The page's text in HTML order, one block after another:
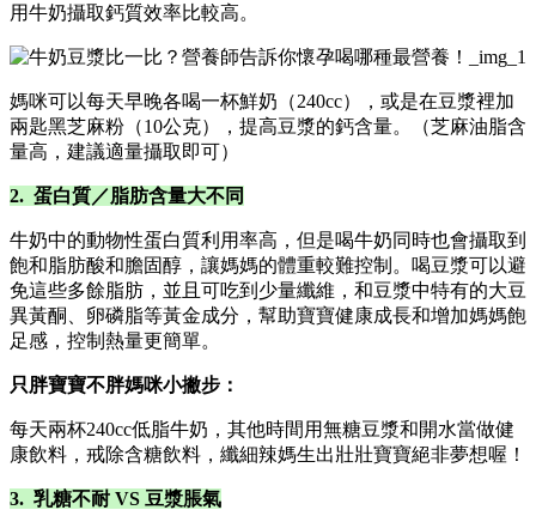
用牛奶攝取鈣質效率比較高。
媽咪可以每天早晚各喝一杯鮮奶（240cc），或是在豆漿裡加
兩匙黑芝麻粉（10公克），提高豆漿的鈣含量。（芝麻油脂含
量高，建議適量攝取即可）
2. 蛋白質／脂肪含量大不同
牛奶中的動物性蛋白質利用率高，但是喝牛奶同時也會攝取到
飽和脂肪酸和膽固醇，讓媽媽的體重較難控制。喝豆漿可以避
免這些多餘脂肪，並且可吃到少量纖維，和豆漿中特有的大豆
異黃酮、卵磷脂等黃金成分，幫助寶寶健康成長和增加媽媽飽
足感，控制熱量更簡單。
只胖寶寶不胖媽咪小撇步：
每天兩杯240cc低脂牛奶，其他時間用無糖豆漿和開水當做健
康飲料，戒除含糖飲料，纖細辣媽生出壯壯寶寶絕非夢想喔！
3. 乳糖不耐 VS 豆漿脹氣